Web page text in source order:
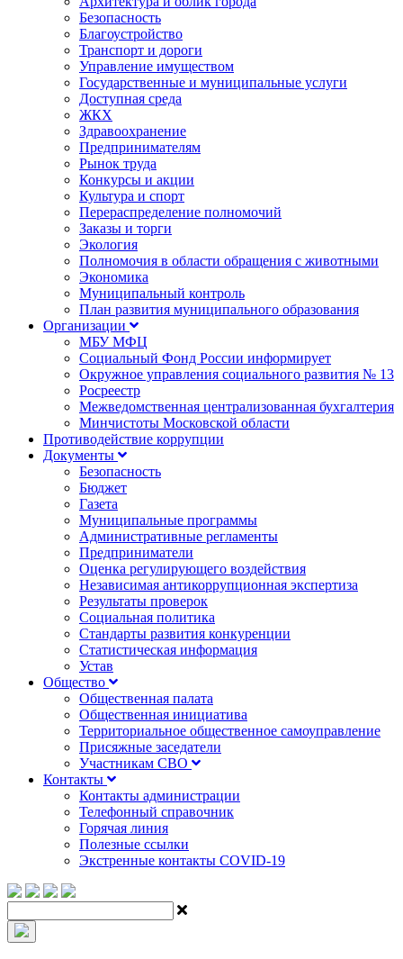
Безопасность
Благоустройство
Транспорт и дороги
Управление имуществом
Государственные и муниципальные услуги
Доступная среда
ЖКХ
Здравоохранение
Предпринимателям
Рынок труда
Конкурсы и акции
Культура и спорт
Перераспределение полномочий
Заказы и торги
Экология
Полномочия в области обращения с животными
Экономика
Муниципальный контроль
План развития муниципального образования
Организации
МБУ МФЦ
Социальный Фонд России информирует
Окружное управления социального развития № 13
Росреестр
Межведомственная централизованная бухгалтерия
Минчистоты Московской области
Противодействие коррупции
Документы
Безопасность
Бюджет
Газета
Муниципальные программы
Административные регламенты
Предприниматели
Оценка регулирующего воздействия
Независимая антикоррупционная экспертиза
Результаты проверок
Социальная политика
Стандарты развития конкуренции
Статистическая информация
Устав
Общество
Общественная палата
Общественная инициатива
Территориальное общественное самоуправление
Присяжные заседатели
Участникам СВО
Контакты
Контакты администрации
Телефонный справочник
Горячая линия
Полезные ссылки
Экстренные контакты COVID-19